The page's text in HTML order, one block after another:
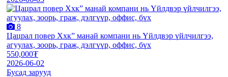
8
Цацрал повер Ххк” манай компани нь Үйлдвэр үйлчилгээ,
агуулах, зоорь, граж, дэлгүүр, оффис, бүх
550,000₮
2026-06-02
Бусад зарууд